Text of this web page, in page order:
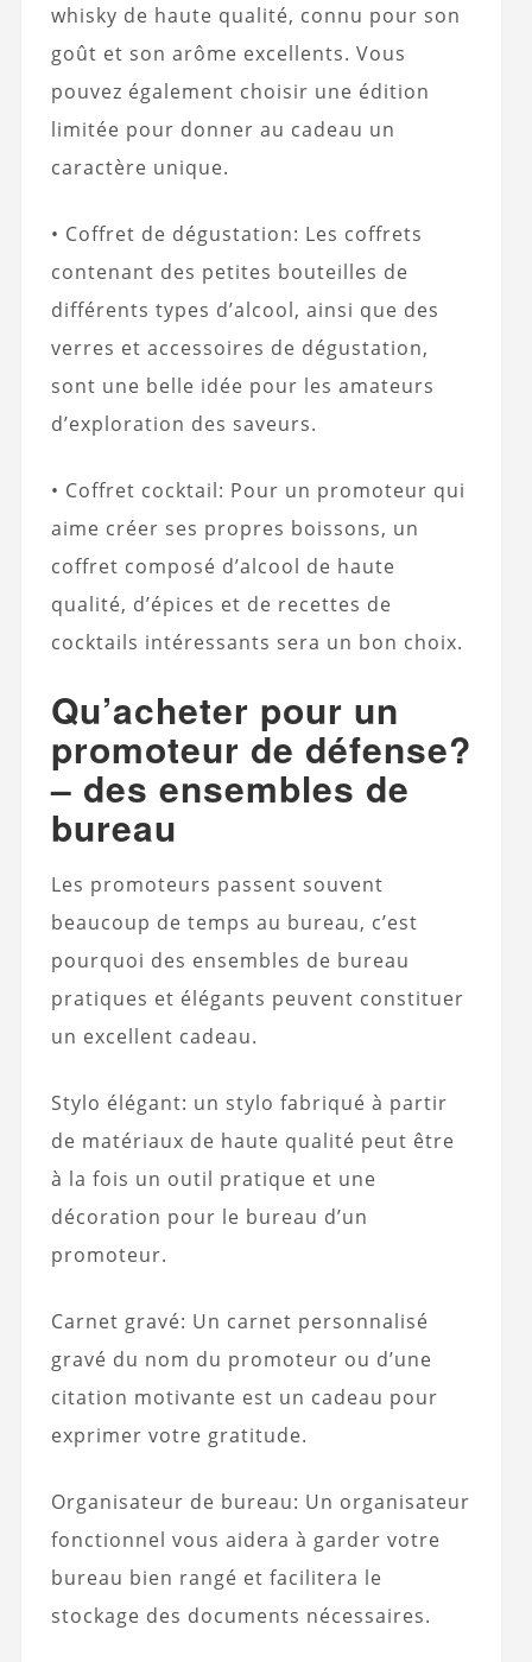
whisky de haute qualité, connu pour son
goût et son arôme excellents. Vous
pouvez également choisir une édition
limitée pour donner au cadeau un
caractère unique.
• Coffret de dégustation: Les coffrets
contenant des petites bouteilles de
différents types d’alcool, ainsi que des
verres et accessoires de dégustation,
sont une belle idée pour les amateurs
d’exploration des saveurs.
• Coffret cocktail: Pour un promoteur qui
aime créer ses propres boissons, un
coffret composé d’alcool de haute
qualité, d’épices et de recettes de
cocktails intéressants sera un bon choix.
Qu’acheter pour un
promoteur de défense?
– des ensembles de
bureau
Les promoteurs passent souvent
beaucoup de temps au bureau, c’est
pourquoi des ensembles de bureau
pratiques et élégants peuvent constituer
un excellent cadeau.
Stylo élégant: un stylo fabriqué à partir
de matériaux de haute qualité peut être
à la fois un outil pratique et une
décoration pour le bureau d’un
promoteur.
Carnet gravé: Un carnet personnalisé
gravé du nom du promoteur ou d’une
citation motivante est un cadeau pour
exprimer votre gratitude.
Organisateur de bureau: Un organisateur
fonctionnel vous aidera à garder votre
bureau bien rangé et facilitera le
stockage des documents nécessaires.